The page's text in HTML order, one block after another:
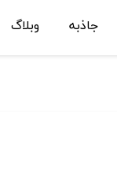
جاذبه وبلاگ